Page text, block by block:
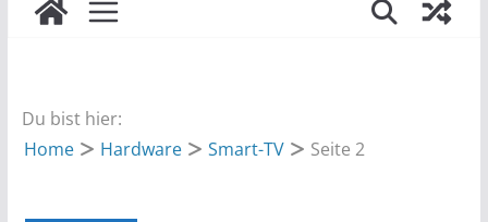
Du bist hier:
Home
Hardware Smart-TV Seite 2